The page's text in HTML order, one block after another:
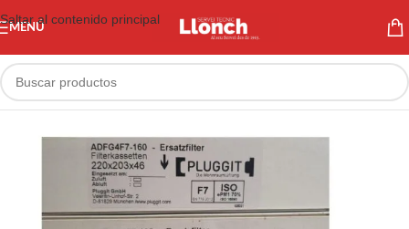
Saltar al contenido principal
MENÚ